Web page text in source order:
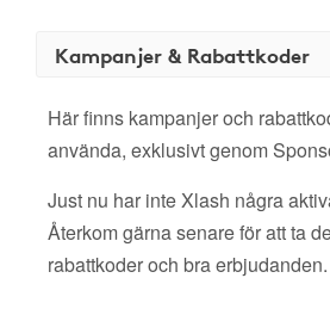
Kampanjer & Rabattkoder
Här finns kampanjer och
använda, exklusivt genom
Just nu har inte Xlash några
Återkom gärna senare för att ta
rabattkoder och bra erbjudanden.